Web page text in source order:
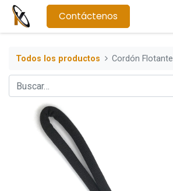
Contáctenos
Todos los productos Cordón Flotante